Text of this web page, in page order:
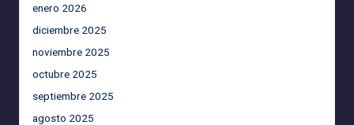
enero 2026
diciembre 2025
noviembre 2025
octubre 2025
septiembre 2025
agosto 2025